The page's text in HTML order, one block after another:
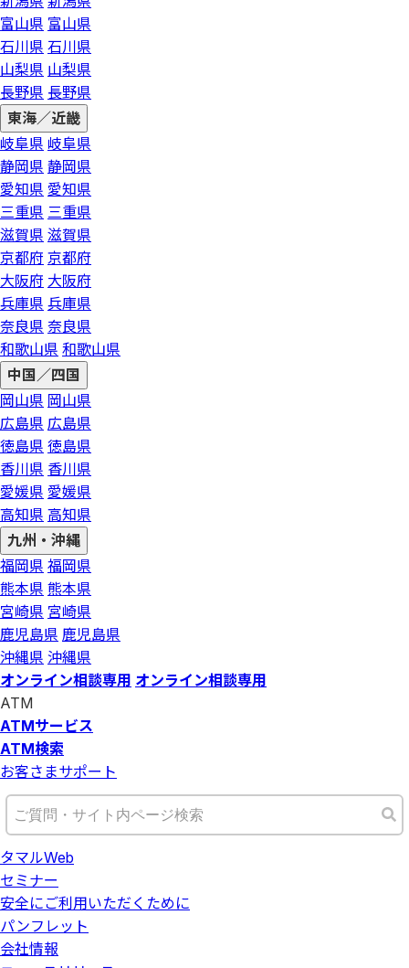
富山県 富山県
石川県 石川県
山梨県 山梨県
長野県 長野県
東海／近畿
岐阜県 岐阜県
静岡県 静岡県
愛知県 愛知県
三重県 三重県
滋賀県 滋賀県
京都府 京都府
大阪府 大阪府
兵庫県 兵庫県
奈良県 奈良県
和歌山県 和歌山県
中国／四国
岡山県 岡山県
広島県 広島県
徳島県 徳島県
香川県 香川県
愛媛県 愛媛県
高知県 高知県
九州・沖縄
福岡県 福岡県
熊本県 熊本県
宮崎県 宮崎県
鹿児島県 鹿児島県
沖縄県 沖縄県
オンライン相談専用 オンライン相談専用
ATM
ATMサービス
ATM検索
お客さまサポート
タマルWeb
セミナー
安全にご利用いただくために
パンフレット
会社情報